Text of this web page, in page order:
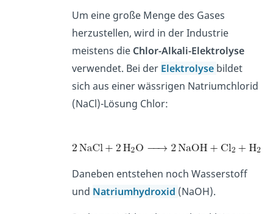
Um eine große Menge des Gases
herzustellen, wird in der Industrie
meistens die Chlor-Alkali-Elektrolyse
verwendet. Bei der Elektrolyse bildet
sich aus einer wässrigen Natriumchlorid
(NaCl)-Lösung Chlor:
Daneben entstehen noch Wasserstoff
und Natriumhydroxid (NaOH).